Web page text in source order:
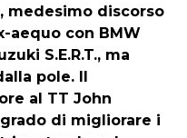
medesimo discorso
aequo con BMW
S.E.R.T., ma
pole. Il
al TT John
di migliorare i